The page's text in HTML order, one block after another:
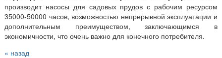
производит насосы для садовых прудов с рабочим ресурсом
35000-50000 часов, возможностью непрерывной эксплуатации и
дополнительным преимуществом, заключающимся в
экономичности, что очень важно для конечного потребителя.
« назад